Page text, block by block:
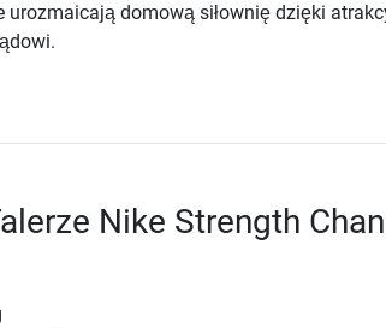
urozmaicają domową siłownię dzięki
Nike Strength